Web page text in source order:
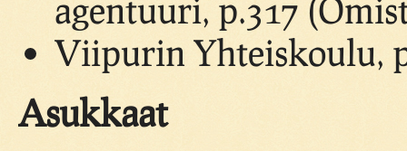
agentuuri, p.317
Viipurin Yhteiskoulu,
Asukkaat